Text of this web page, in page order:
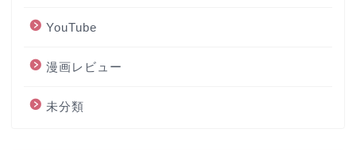
YouTube
漫画レビュー
未分類